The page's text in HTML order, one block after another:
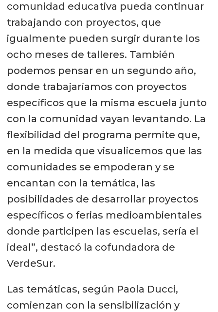
comunidad educativa pueda continuar
trabajando con proyectos, que
igualmente pueden surgir durante los
ocho meses de talleres. También
podemos pensar en un segundo año,
donde trabajaríamos con proyectos
específicos que la misma escuela junto
con la comunidad vayan levantando. La
flexibilidad del programa permite que,
en la medida que visualicemos que las
comunidades se empoderan y se
encantan con la temática, las
posibilidades de desarrollar proyectos
específicos o ferias medioambientales
donde participen las escuelas, sería el
ideal”, destacó la cofundadora de
VerdeSur.
Las temáticas, según Paola Ducci,
comienzan con la sensibilización y